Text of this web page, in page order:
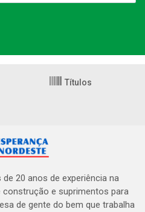
Títulos
20 anos de experiência na
e suprimentos para
de gente do bem que trabalha